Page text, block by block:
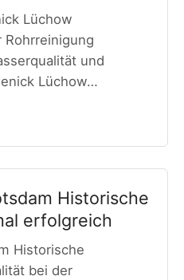
Lüchow
Rohrreinigung
und
Lüchow…
Historische
erfolgreich
Historische
bei der